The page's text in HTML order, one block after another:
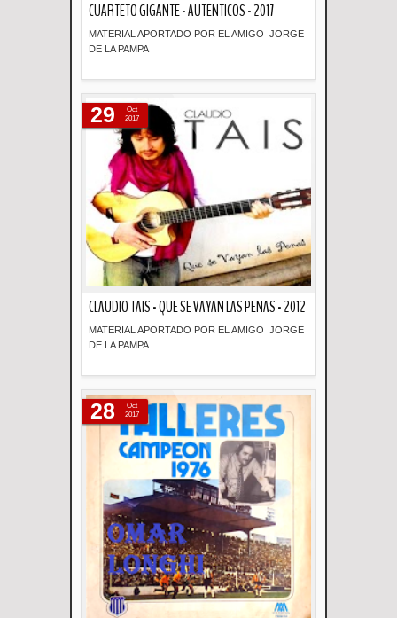
CUARTETO GIGANTE - AUTENTICOS - 2017
MATERIAL APORTADO POR EL AMIGO JORGE
DE LA PAMPA
CLAUDIO TAIS - QUE SE VAYAN LAS PENAS - 2012
MATERIAL APORTADO POR EL AMIGO JORGE
DE LA PAMPA
29
Oct
2017
28
Oct
2017